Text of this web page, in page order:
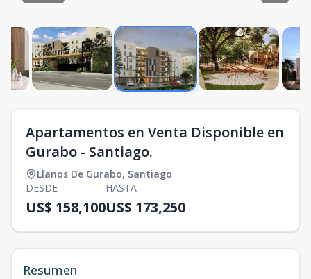
Apartamentos en Venta Disponible en
Gurabo - Santiago.
Llanos De Gurabo, Santiago
DESDE
US$ 158,100
HASTA
US$ 173,250
Resumen